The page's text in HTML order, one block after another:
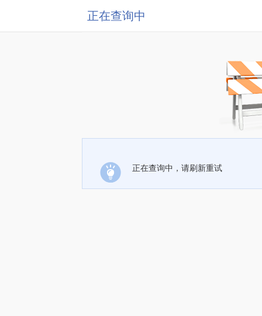
正在查询中
正在查询中，请刷新重试